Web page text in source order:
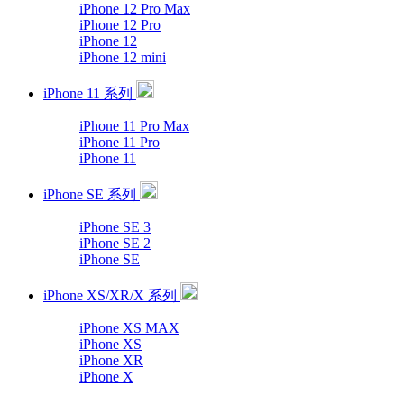
iPhone 12 Pro Max
iPhone 12 Pro
iPhone 12
iPhone 12 mini
iPhone 11 系列
iPhone 11 Pro Max
iPhone 11 Pro
iPhone 11
iPhone SE 系列
iPhone SE 3
iPhone SE 2
iPhone SE
iPhone XS/XR/X 系列
iPhone XS MAX
iPhone XS
iPhone XR
iPhone X